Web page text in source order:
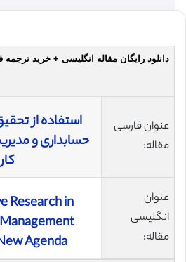
دانلود رایگان مقاله انگلیسی + خرید
عنوان فارسی
مقاله:
استفاده از
حسابداری و
عنوان
انگلیسی
مقاله:
Research in
Agenda